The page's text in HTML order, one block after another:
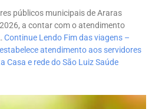
públicos municipais de Araras
a contar com o atendimento
Continue Lendo Fim das viagens –
atendimento aos servidores
Casa e rede do São Luiz Saúde